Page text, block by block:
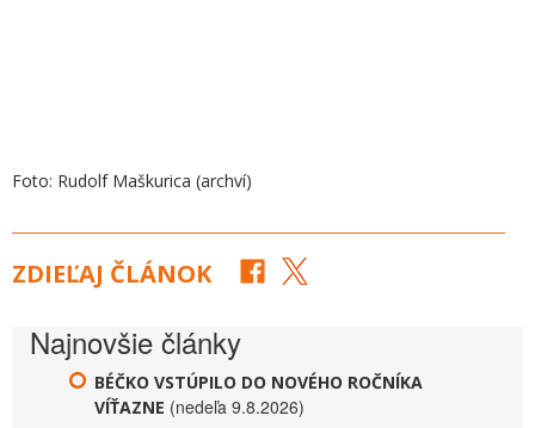
Foto: Rudolf Maškurica (archví)
ZDIEĽAJ ČLÁNOK
Najnovšie články
BÉČKO VSTÚPILO DO NOVÉHO ROČNÍKA
VÍŤAZNE (nedeľa 9.8.2026)